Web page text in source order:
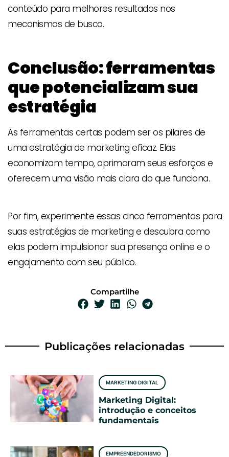
conteúdo para melhores resultados nos
mecanismos de busca.
Conclusão: ferramentas
que potencializam sua
estratégia
As ferramentas certas podem ser os pilares de
uma estratégia de marketing eficaz. Elas
economizam tempo, aprimoram seus esforços e
oferecem uma visão mais clara do que funciona.
Por fim, experimente essas cinco ferramentas para
suas estratégias de marketing e descubra como
elas podem impulsionar sua presença online e o
engajamento com seu público.
Compartilhe
Publicações relacionadas
MARKETING DIGITAL
Marketing Digital:
introdução e conceitos
fundamentais
EMPREENDEDORISMO